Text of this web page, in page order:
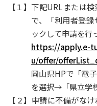
【１】下記URLまたは
で、「利用者登
ックして申請を行
https://apply.e-
u/offer/
岡山県HPで「電
を選択→「県立学
【２】申請に不備がな